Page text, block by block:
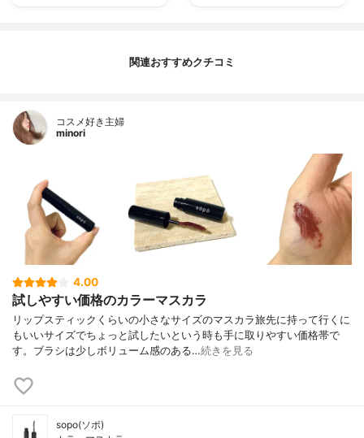
関連おすすめクチコミ
コスメ好き主婦
minori
4.00
試しやすい価格のカラーマスカラ
リップスティックくらいの小さなサイズのマスカラ旅先に持って行くに
もいいサイズでちょっと試したいという時も手に取りやすい価格帯で
す。ブラシは少しボリューム感のある…続きを見る
sopo(ソポ)